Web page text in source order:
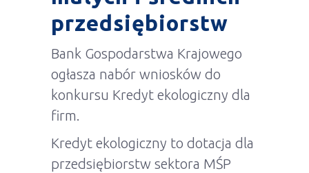
przedsiębiorstw
Bank Gospodarstwa Krajowego
ogłasza nabór wniosków do
konkursu Kredyt ekologiczny dla
firm.
Kredyt ekologiczny to dotacja dla
przedsiębiorstw sektora MŚP